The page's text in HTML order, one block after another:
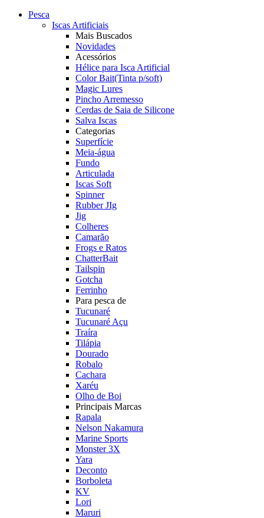
Pesca
Iscas Artificiais
Mais Buscados
Novidades
Acessórios
Hélice para Isca Artificial
Color Bait(Tinta p/soft)
Magic Lures
Pincho Arremesso
Cerdas de Saia de Silicone
Salva Iscas
Categorias
Superfície
Meia-água
Fundo
Articulada
Iscas Soft
Spinner
Rubber JIg
Jig
Colheres
Camarão
Frogs e Ratos
ChatterBait
Tailspin
Gotcha
Ferrinho
Para pesca de
Tucunaré
Tucunaré Açu
Traíra
Tilápia
Dourado
Robalo
Cachara
Xaréu
Olho de Boi
Principais Marcas
Rapala
Nelson Nakamura
Marine Sports
Monster 3X
Yara
Deconto
Borboleta
KV
Lori
Maruri